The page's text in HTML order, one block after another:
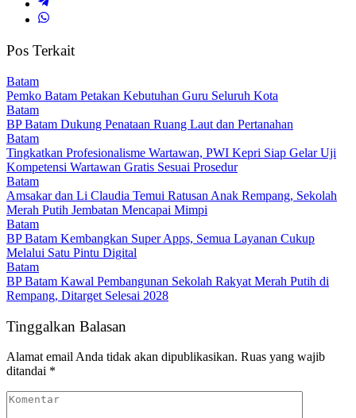
Pos Terkait
Batam
Pemko Batam Petakan Kebutuhan Guru Seluruh Kota
Batam
BP Batam Dukung Penataan Ruang Laut dan Pertanahan
Batam
Tingkatkan Profesionalisme Wartawan, PWI Kepri Siap Gelar Uji
Kompetensi Wartawan Gratis Sesuai Prosedur
Batam
Amsakar dan Li Claudia Temui Ratusan Anak Rempang, Sekolah
Merah Putih Jembatan Mencapai Mimpi
Batam
BP Batam Kembangkan Super Apps, Semua Layanan Cukup
Melalui Satu Pintu Digital
Batam
BP Batam Kawal Pembangunan Sekolah Rakyat Merah Putih di
Rempang, Ditarget Selesai 2028
Tinggalkan Balasan
Alamat email Anda tidak akan dipublikasikan. Ruas yang wajib
ditandai *